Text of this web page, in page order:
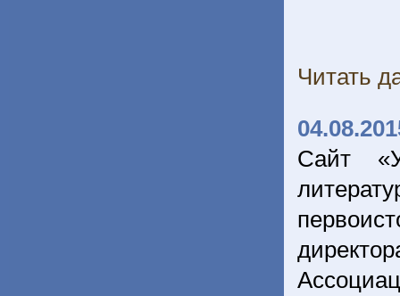
Читать
Сайт